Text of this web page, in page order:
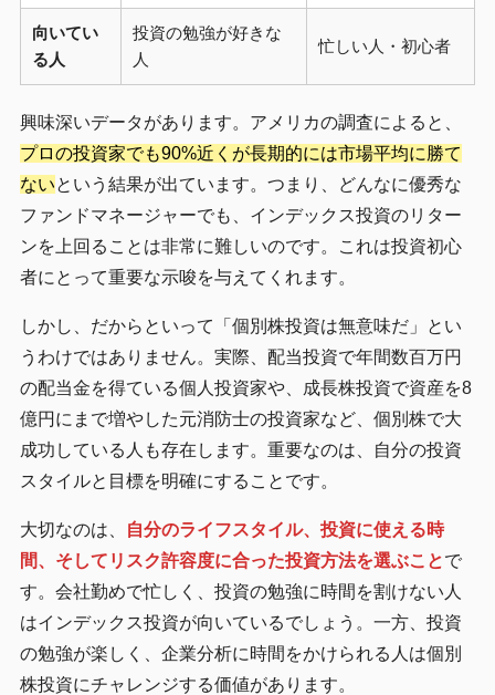
向いてい
る人
投資の勉強が好きな
人
忙しい人・初心者
興味深いデータがあります。アメリカの調査によると、
プロの投資家でも90%近くが長期的には市場平均に勝て
ないという結果が出ています。つまり、どんなに優秀な
ファンドマネージャーでも、インデックス投資のリター
ンを上回ることは非常に難しいのです。これは投資初心
者にとって重要な示唆を与えてくれます。
しかし、だからといって「個別株投資は無意味だ」とい
うわけではありません。実際、配当投資で年間数百万円
の配当金を得ている個人投資家や、成長株投資で資産を8
億円にまで増やした元消防士の投資家など、個別株で大
成功している人も存在します。重要なのは、自分の投資
スタイルと目標を明確にすることです。
大切なのは、
自分のライフスタイル、投資に使える時
間、そしてリスク許容度に合った投資方法を選ぶことで
す。会社勤めで忙しく、投資の勉強に時間を割けない人
はインデックス投資が向いているでしょう。一方、投資
の勉強が楽しく、企業分析に時間をかけられる人は個別
株投資にチャレンジする価値があります。